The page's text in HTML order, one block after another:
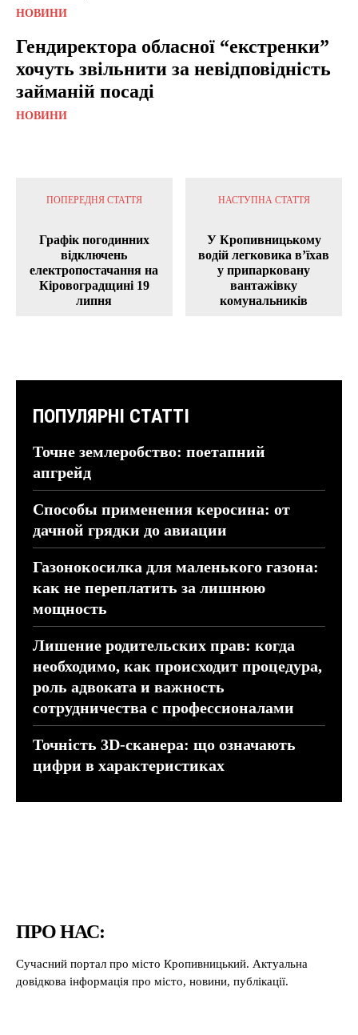
НОВИНИ
Гендиректора обласної “екстренки”
хочуть звільнити за невідповідність
займаній посаді
НОВИНИ
ПОПЕРЕДНЯ СТАТТЯ
Графік погодинних
відключень
електропостачання на
Кіровоградщині 19
липня
НАСТУПНА СТАТТЯ
У Кропивницькому
водій легковика в’їхав
у припарковану
вантажівку
комунальників
ПОПУЛЯРНІ СТАТТІ
Точне землеробство: поетапний
апгрейд
Способы применения керосина: от
дачной грядки до авиации
Газонокосилка для маленького газона:
как не переплатить за лишнюю
мощность
Лишение родительских прав: когда
необходимо, как происходит процедура,
роль адвоката и важность
сотрудничества с профессионалами
Точність 3D-сканера: що означають
цифри в характеристиках
ПРО НАС:
Сучасний портал про місто Кропивницький. Актуальна
довідкова інформація про місто, новини, публікації.